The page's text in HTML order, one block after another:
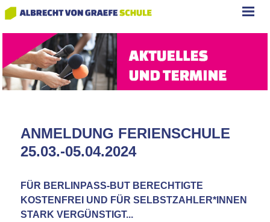
ANMELDUNG FERIENSCHULE
25.03.-05.04.2024
FÜR BERLINPASS-BUT BERECHTIGTE
KOSTENFREI UND FÜR SELBSTZAHLER*INNEN
STARK VERGÜNSTIGT...